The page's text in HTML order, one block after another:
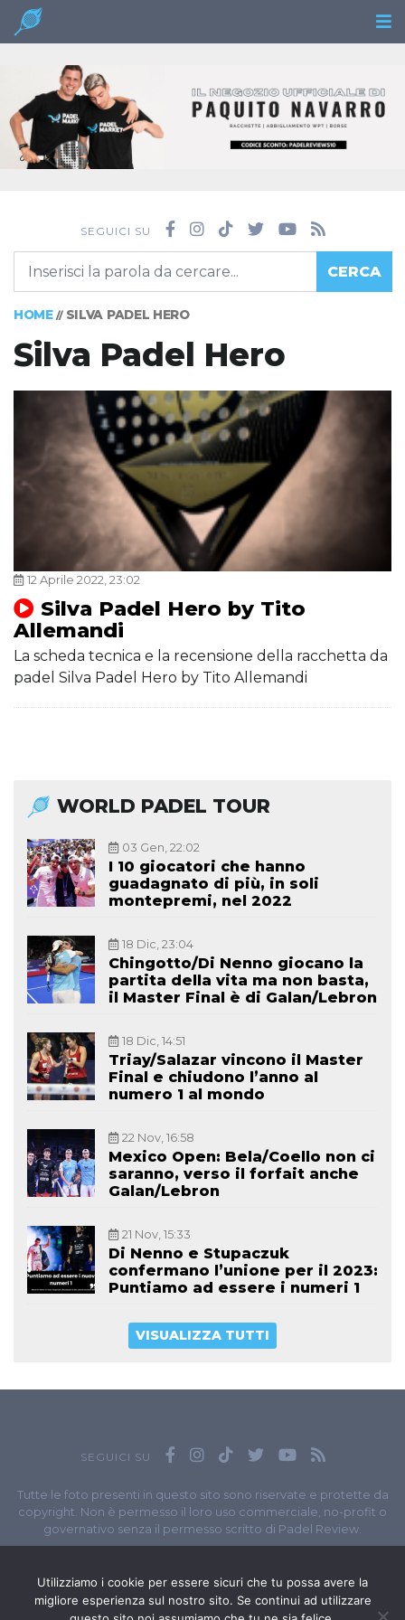
SEGUICI SU
CERCA
HOME// SILVA PADEL HERO
Silva Padel Hero
12 Aprile 2022, 23:02
Silva Padel Hero by Tito
Allemandi
La scheda tecnica e la recensione della racchetta da
padel Silva Padel Hero by Tito Allemandi
WORLD PADEL TOUR
03 Gen, 22:02
I 10 giocatori che hanno
guadagnato di più, in soli
montepremi, nel 2022
18 Dic, 23:04
Chingotto/Di Nenno giocano la
partita della vita ma non basta,
il Master Final è di Galan/Lebron
18 Dic, 14:51
Triay/Salazar vincono il Master
Final e chiudono l’anno al
numero 1 al mondo
22 Nov, 16:58
Mexico Open: Bela/Coello non ci
saranno, verso il forfait anche
Galan/Lebron
21 Nov, 15:33
Di Nenno e Stupaczuk
confermano l’unione per il 2023:
Puntiamo ad essere i numeri 1
VISUALIZZA TUTTI
SEGUICI SU
Tutte le foto presenti in questo sito sono riservate e protette da
copyright. Non è permesso il loro uso commerciale, no-profit o
governativo senza il permesso scritto di Padel Review.
// P.I. 11965351007
© Copyright 2020-2026 // Web Developer
Utilizziamo i cookie per essere sicuri che tu possa avere la
migliore esperienza sul nostro sito. Se continui ad utilizzare